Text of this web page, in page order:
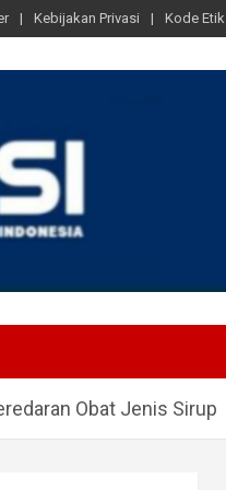
Kebijakan Privasi Kode Etik
Obat Jenis Sirup